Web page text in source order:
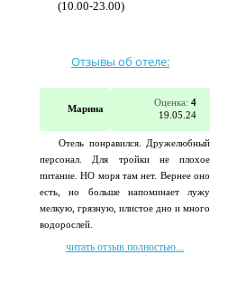
(10.00-23.00)
Отзывы об отеле:
Марина
Оценка: 4
19.05.24
Отель понравился. Дружелюбный
персонал. Для тройки не плохое
питание. НО моря там нет. Вернее оно
есть, но больше напоминает лужу
мелкую, грязную, илистое дно и много
водорослей.
читать отзыв полностью...